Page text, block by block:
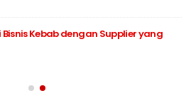
Kebab dengan Supplier yang